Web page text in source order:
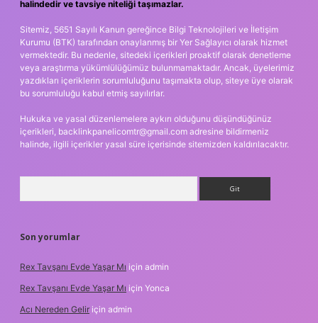
halindedir ve tavsiye niteliği taşımazlar.
Sitemiz, 5651 Sayılı Kanun gereğince Bilgi Teknolojileri ve İletişim
Kurumu (BTK) tarafından onaylanmış bir Yer Sağlayıcı olarak hizmet
vermektedir. Bu nedenle, sitedeki içerikleri proaktif olarak denetleme
veya araştırma yükümlülüğümüz bulunmamaktadır. Ancak, üyelerimiz
yazdıkları içeriklerin sorumluluğunu taşımakta olup, siteye üye olarak
bu sorumluluğu kabul etmiş sayılırlar.
Hukuka ve yasal düzenlemelere aykırı olduğunu düşündüğünüz
içerikleri, backlinkpanelicomtr@gmail.com adresine bildirmeniz
halinde, ilgili içerikler yasal süre içerisinde sitemizden kaldırılacaktır.
Son yorumlar
Rex Tavşanı Evde Yaşar Mı için admin
Rex Tavşanı Evde Yaşar Mı için Yonca
Acı Nereden Gelir için admin